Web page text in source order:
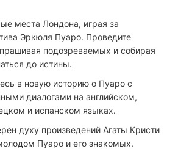
места Лондона, играя за
Эркюля Пуаро. Проведите
подозреваемых и собирая
до истины.
в новую историю о Пуаро с
диалогами на английском,
и испанском языках.
духу произведений Агаты Кристи
Пуаро и его знакомых.